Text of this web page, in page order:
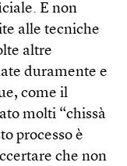
E non
alle tecniche
altre
duramente e
come il
molti “chissà
processo è
che non